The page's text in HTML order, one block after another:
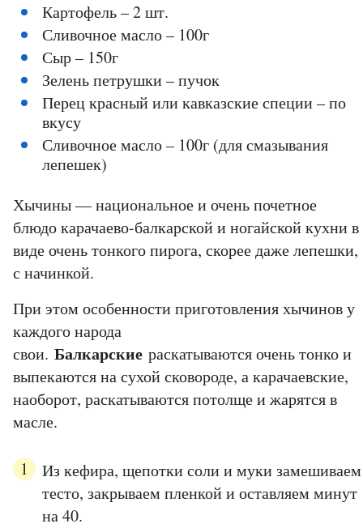
Картофель – 2 шт.
Сливочное масло – 100г
Сыр – 150г
Зелень петрушки – пучок
Перец красный или кавказские специи – по
вкусу
Сливочное масло – 100г (для смазывания
лепешек)
Хычины — национальное и очень почетное
блюдо карачаево-балкарской и ногайской кухни в
виде очень тонкого пирога, скорее даже лепешки,
с начинкой.
При этом особенности приготовления хычинов у
каждого народа
свои. Балкарские раскатываются очень тонко и
выпекаются на сухой сковороде, а карачаевские,
наоборот, раскатываются потолще и жарятся в
масле.
Из кефира, щепотки соли и муки замешиваем
тесто, закрываем пленкой и оставляем минут
на 40.